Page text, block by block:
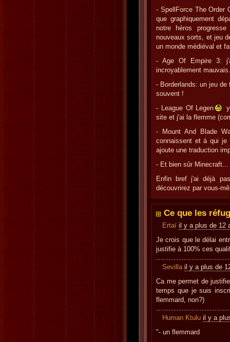
- SpellForce The Order
que graphiquement
notre héros
nouveaux sorts, et jeu
un monde médiéval et
- Age Of Empire 3:
incroyablement mauvais.
- Borderlands: un jeu
souvent !
- League Of Legen
site et j'ai la flemme
- Mount And Blade
connaissent et à qui
ajoute une traduction
- Et bien sûr Minecraft...
Enfin bref j'ai déjà
découvrirez par vous-
Ce que les
Ertaï il y a plus de 12
Je crois que le délai
justifie à 100% ces
Sevilla il y a plus de
Ca me permet de
temps que je suis
flemmard, non?)
Human Ktulu il y a
"- un flemmard